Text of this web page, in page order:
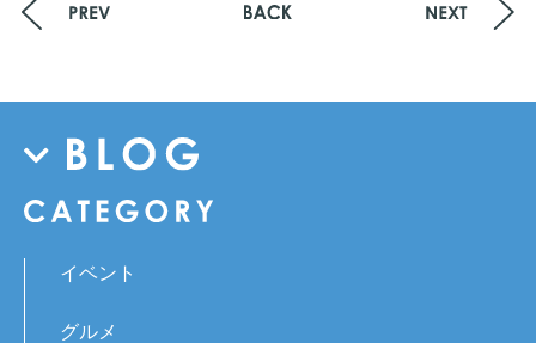
イベント
グルメ